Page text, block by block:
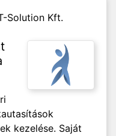
Solution Kft.
kezelése. Saját